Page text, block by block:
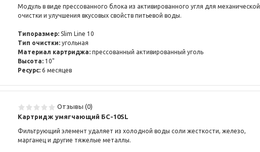
Модуль в виде прессованного блока из активированного угля для механической
очистки и улучшения вкусовых свойств питьевой воды.
Типоразмер: Slim Line 10
Тип очистки: угольная
Материал картриджа: прессованный активированный уголь
Высота: 10"
Ресурс: 6 месяцев
Отзывы (0)
Картридж умягчающий БС-10SL
Фильтрующий элемент удаляет из холодной воды соли жесткости, железо,
марганец и другие тяжелые металлы.